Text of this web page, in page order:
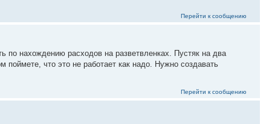
Перейти к сообщению
по нахождению расходов на разветвленках. Пустяк на два
поймете, что это не работает как надо. Нужно создавать
Перейти к сообщению